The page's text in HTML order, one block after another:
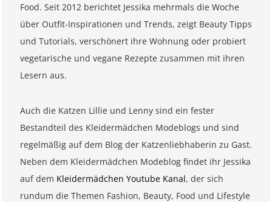
Food. Seit 2012 berichtet Jessika mehrmals die Woche
über Outfit-Inspirationen und Trends, zeigt Beauty Tipps
und Tutorials, verschönert ihre Wohnung oder probiert
vegetarische und vegane Rezepte zusammen mit ihren
Lesern aus.
Auch die Katzen Lillie und Lenny sind ein fester
Bestandteil des Kleidermädchen Modeblogs und sind
regelmäßig auf dem Blog der Katzenliebhaberin zu Gast.
Neben dem Kleidermädchen Modeblog findet ihr Jessika
auf dem Kleidermädchen Youtube Kanal, der sich
rundum die Themen Fashion, Beauty, Food und Lifestyle